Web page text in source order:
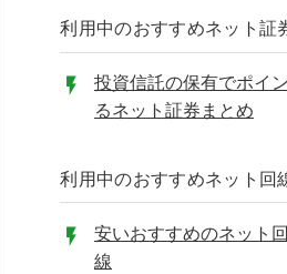
利用中のおすすめネット証
投資信託の保有でポイ
るネット証券まとめ
利用中のおすすめネット回
安いおすすめのネット
線